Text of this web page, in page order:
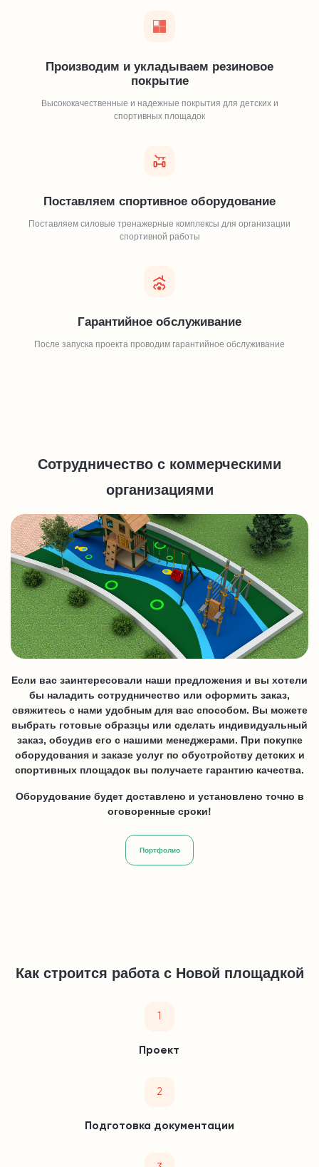
Производим и укладываем резиновое
покрытие
Высококачественные и надежные покрытия для детских и
спортивных площадок
Поставляем спортивное оборудование
Поставляем силовые тренажерные комплексы для организации
спортивной работы
Гарантийное обслуживание
После запуска проекта проводим гарантийное обслуживание
Сотрудничество с коммерческими
организациями
Если вас заинтересовали наши предложения и вы хотели
бы наладить сотрудничество или оформить заказ,
свяжитесь с нами удобным для вас способом. Вы можете
выбрать готовые образцы или сделать индивидуальный
заказ, обсудив его с нашими менеджерами. При покупке
оборудования и заказе услуг по обустройству детских и
спортивных площадок вы получаете гарантию качества.
Оборудование будет доставлено и установлено точно в
оговоренные сроки!
Портфолио
Как строится работа с Новой площадкой
Проект
2
Подготовка документации